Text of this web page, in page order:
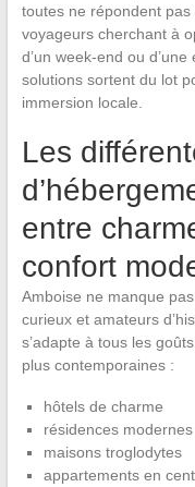
toutes ne répondent
voyageurs cherchant à
d’un week-end ou
solutions sortent du lot
immersion locale.
Les
entre
confort
Amboise ne manque
curieux et amateurs
s’adapte à tous les
plus contemporaines :
hôtels de charme
résidences modernes
maisons troglodytes
appartements en